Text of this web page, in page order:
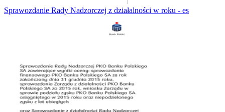
Sprawozdanie Rady Nadzorczej z działalności w roku - es